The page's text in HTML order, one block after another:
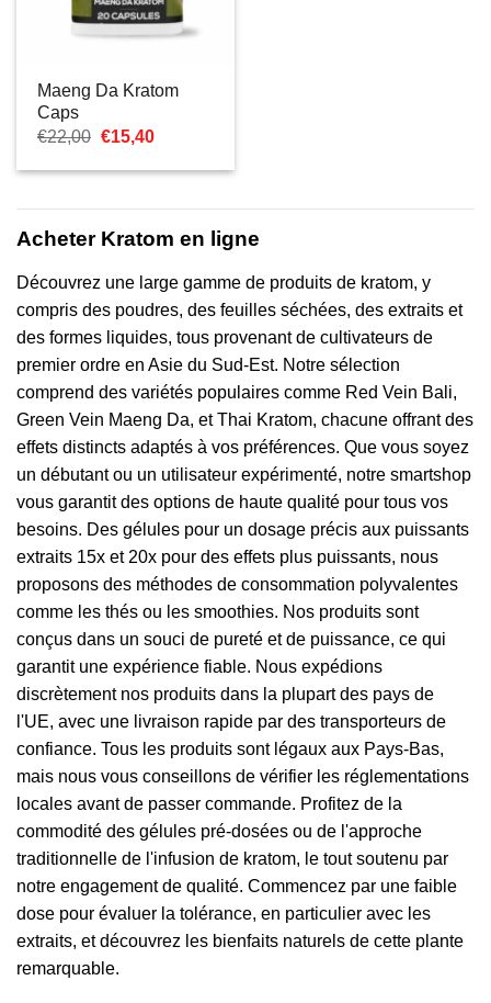
Maeng Da Kratom
Caps
€22,00 Le
initial
€22,00.
€15,40Le
actuel
€15,40.
Acheter Kratom en ligne
Découvrez une large gamme de produits de kratom, y
compris des poudres, des feuilles séchées, des extraits et
des formes liquides, tous provenant de cultivateurs de
premier ordre en Asie du Sud-Est. Notre sélection
comprend des variétés populaires comme Red Vein Bali,
Green Vein Maeng Da, et Thai Kratom, chacune offrant des
effets distincts adaptés à vos préférences. Que vous soyez
un débutant ou un utilisateur expérimenté, notre smartshop
vous garantit des options de haute qualité pour tous vos
besoins. Des gélules pour un dosage précis aux puissants
extraits 15x et 20x pour des effets plus puissants, nous
proposons des méthodes de consommation polyvalentes
comme les thés ou les smoothies. Nos produits sont
conçus dans un souci de pureté et de puissance, ce qui
garantit une expérience fiable. Nous expédions
discrètement nos produits dans la plupart des pays de
l'UE, avec une livraison rapide par des transporteurs de
confiance. Tous les produits sont légaux aux Pays-Bas,
mais nous vous conseillons de vérifier les réglementations
locales avant de passer commande. Profitez de la
commodité des gélules pré-dosées ou de l'approche
traditionnelle de l'infusion de kratom, le tout soutenu par
notre engagement de qualité. Commencez par une faible
dose pour évaluer la tolérance, en particulier avec les
extraits, et découvrez les bienfaits naturels de cette plante
remarquable.